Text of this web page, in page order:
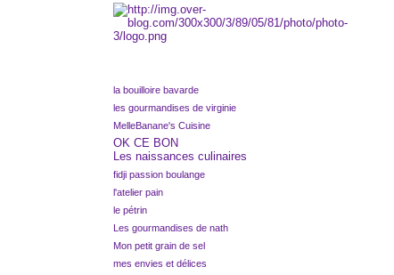
la bouilloire bavarde
les gourmandises de virginie
MelleBanane's Cuisine
OK CE BON
Les naissances culinaires
fidji passion boulange
l'atelier pain
le pétrin
Les gourmandises de nath
Mon petit grain de sel
mes envies et délices